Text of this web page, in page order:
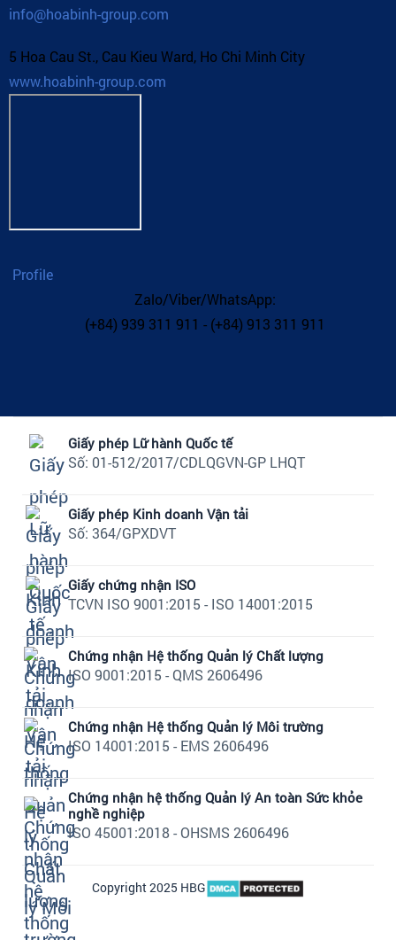
info@hoabinh-group.com
5 Hoa Cau St., Cau Kieu Ward, Ho Chi Minh City
www.hoabinh-group.com
Profile
Zalo/Viber/WhatsApp:
(+84) 939 311 911 - (+84) 913 311 911
Giấy phép Lữ hành Quốc tế
Số: 01-512/2017/CDLQGVN-GP LHQT
Giấy phép Kinh doanh Vận tải
Số: 364/GPXDVT
Giấy chứng nhận ISO
TCVN ISO 9001:2015 - ISO 14001:2015
Chứng nhận Hệ thống Quản lý Chất lượng
ISO 9001:2015 - QMS 2606496
Chứng nhận Hệ thống Quản lý Môi trường
ISO 14001:2015 - EMS 2606496
Chứng nhận hệ thống Quản lý An toàn Sức khỏe
nghề nghiệp
ISO 45001:2018 - OHSMS 2606496
Copyright 2025 HBG